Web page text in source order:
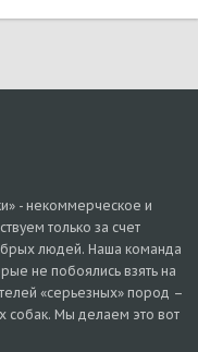
- некоммерческое и
только за счет
людей. Наша команда
не побоялись взять на
«серьезных» пород –
собак. Мы делаем это вот